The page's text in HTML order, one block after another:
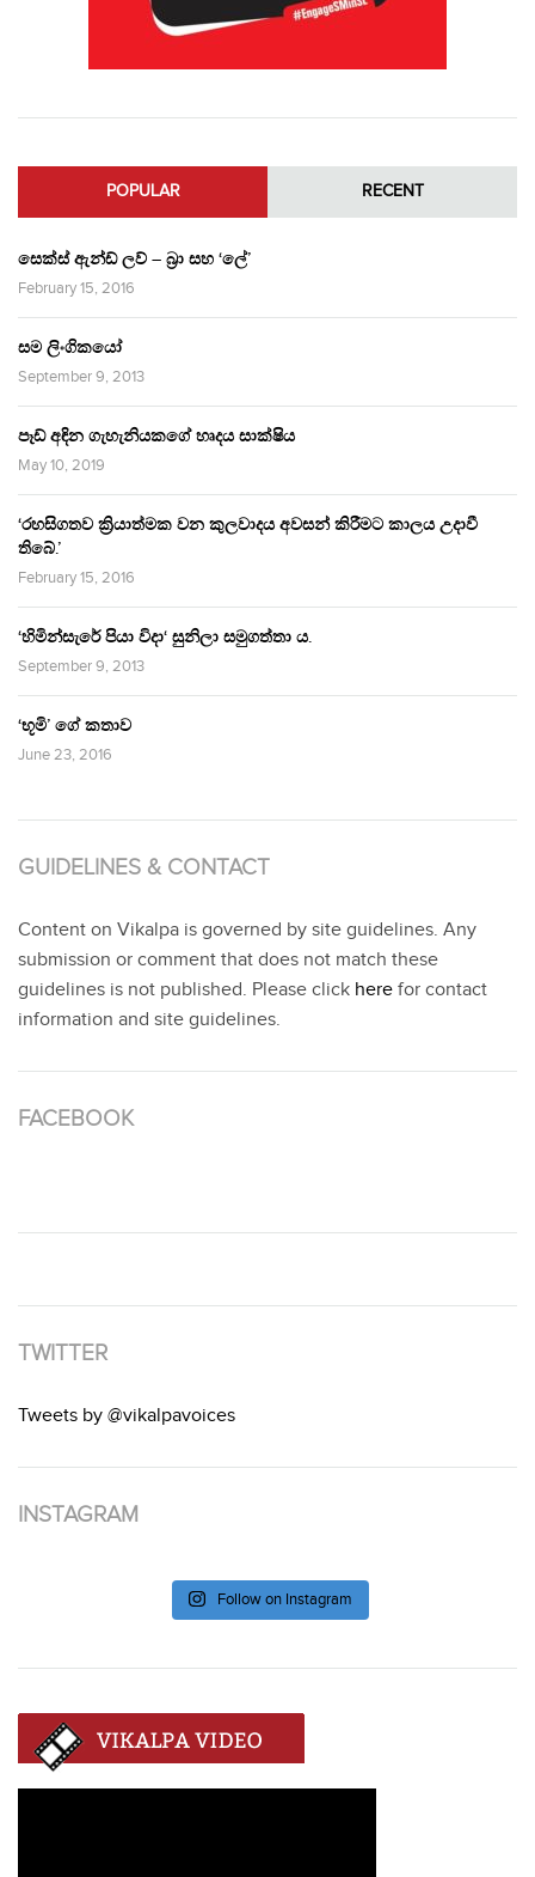
POPULAR RECENT
සෙක්ස් ඇන්ඩ් ලව් – බ්‍රා සහ ‘ලේ’
February 15, 2016
සම ලිංගිකයෝ
September 9, 2013
පෑඩ් අඳින ගැහැනියකගේ හෘදය සාක්ෂිය
May 10, 2019
‘රහසිගතව ක්‍රියාත්මක වන කුලවාදය අවසන් කිරීමට කාලය උදාවී
තිබේ.’
February 15, 2016
‘හිමින්සැරේ පියා විදා‘ සුනිලා සමුගත්තා ය.
September 9, 2013
‘භූමි’ ගේ කතාව
June 23, 2016
GUIDELINES & CONTACT
Content on Vikalpa is governed by site guidelines. Any
submission or comment that does not match these
guidelines is not published. Please click here for contact
information and site guidelines.
FACEBOOK
TWITTER
Tweets by @vikalpavoices
INSTAGRAM
Follow on Instagram